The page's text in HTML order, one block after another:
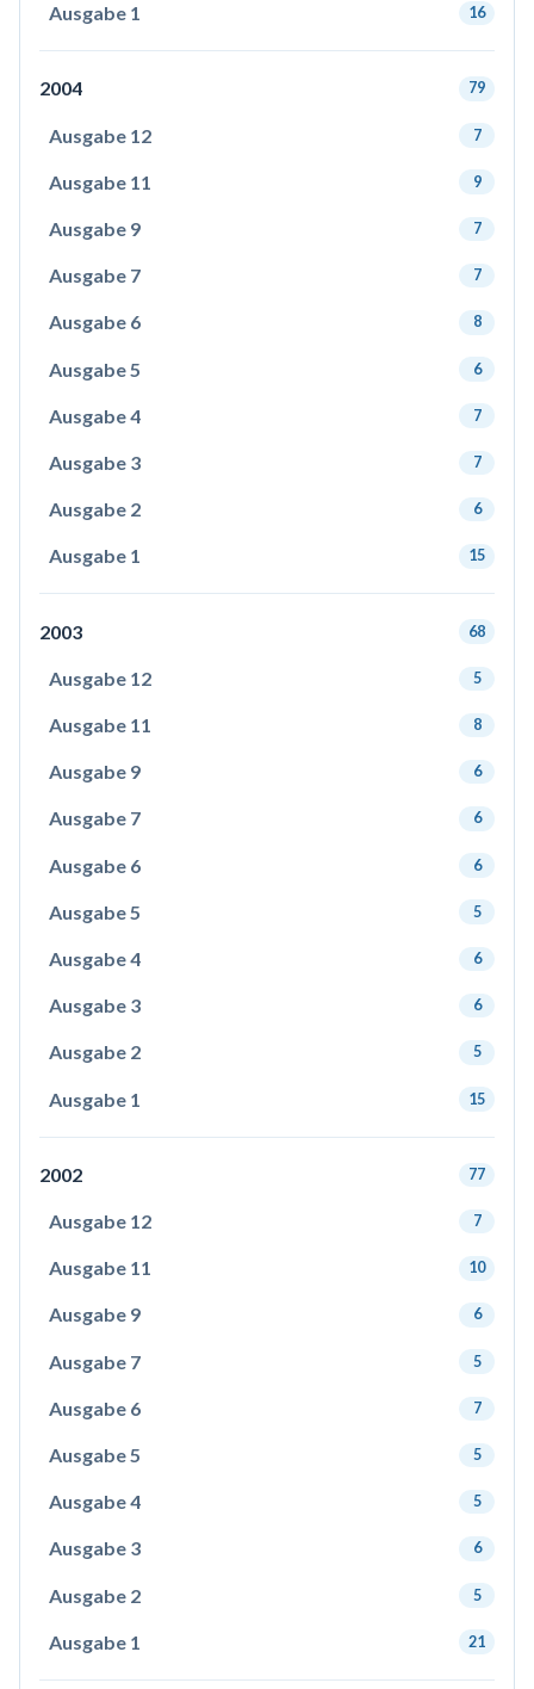
Ausgabe 1 16
2004 79
Ausgabe 12 7
Ausgabe 11 9
Ausgabe 9 7
Ausgabe 7 7
Ausgabe 6 8
Ausgabe 5 6
Ausgabe 4 7
Ausgabe 3 7
Ausgabe 2 6
Ausgabe 1 15
2003 68
Ausgabe 12 5
Ausgabe 11 8
Ausgabe 9 6
Ausgabe 7 6
Ausgabe 6 6
Ausgabe 5 5
Ausgabe 4 6
Ausgabe 3 6
Ausgabe 2 5
Ausgabe 1 15
2002 77
Ausgabe 12 7
Ausgabe 11 10
Ausgabe 9 6
Ausgabe 7 5
Ausgabe 6 7
Ausgabe 5 5
Ausgabe 4 5
Ausgabe 3 6
Ausgabe 2 5
Ausgabe 1 21